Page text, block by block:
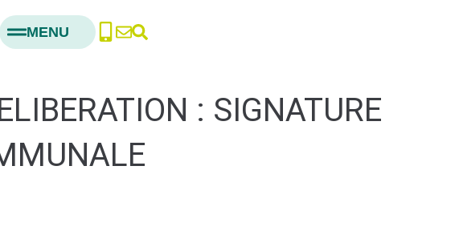
MENU
: SIGNATURE